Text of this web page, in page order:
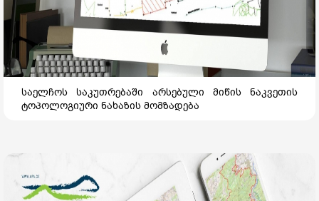
საელჩოს საკუთრებაში არსებული მიწის ნაკვეთის
ტოპოლოგიური ნახაზის მომზადება